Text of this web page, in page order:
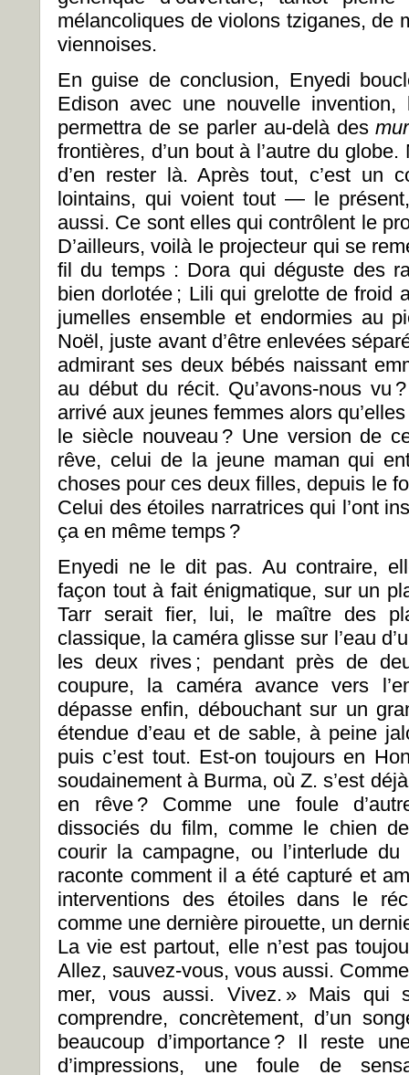
mélancoliques de violons tziganes, de
viennoises.
En guise de conclusion, Enyedi
Edison avec une nouvelle
permettra de se parler au-delà des
frontières, d’un bout à l’autre du
d’en rester là. Après tout, c’est un
lointains, qui voient tout — le
aussi. Ce sont elles qui contrôlent le
D’ailleurs, voilà le projecteur qui se
fil du temps : Dora qui déguste des
bien dorlotée ; Lili qui grelotte de froid
jumelles ensemble et endormies au
Noël, juste avant d’être enlevées
admirant ses deux bébés naissant
au début du récit. Qu’avons-nous
arrivé aux jeunes femmes alors
le siècle nouveau ? Une version de
rêve, celui de la jeune maman qui
choses pour ces deux filles, depuis le
Celui des étoiles narratrices qui l’ont
ça en même temps ?
Enyedi ne le dit pas. Au contraire,
façon tout à fait énigmatique, sur un
Tarr serait fier, lui, le maître des
classique, la caméra glisse sur l’eau
les deux rives ; pendant près de
coupure, la caméra avance vers
dépasse enfin, débouchant sur un
étendue d’eau et de sable, à peine
puis c’est tout. Est-on toujours en
soudainement à Burma, où Z. s’est
en rêve ? Comme une foule
dissociés du film, comme le chien
courir la campagne, ou l’interlude
raconte comment il a été capturé et
interventions des étoiles dans le
comme une dernière pirouette, un
La vie est partout, elle n’est pas
Allez, sauvez-vous, vous aussi.
mer, vous aussi. Vivez. » Mais qui
comprendre, concrètement, d’un
beaucoup d’importance ? Il reste
d’impressions, une foule de